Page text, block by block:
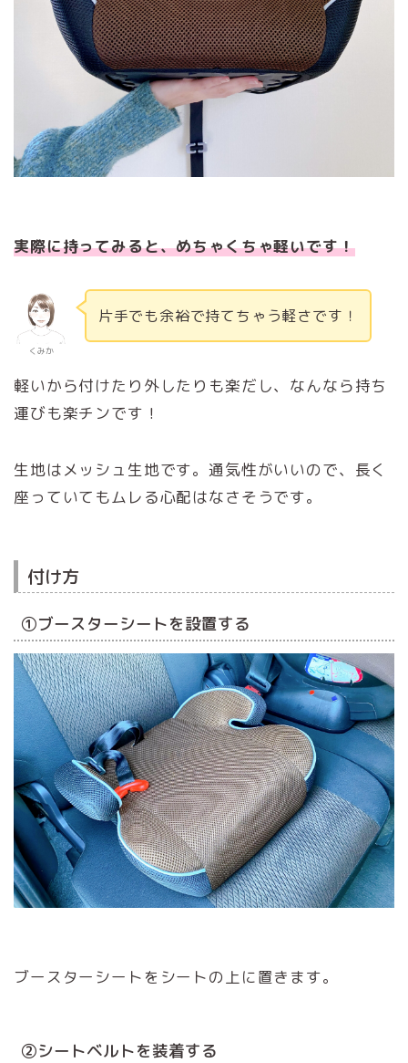
実際に持ってみると、めちゃくちゃ軽いです！
くみか
片手でも余裕で持てちゃう軽さです！
軽いから付けたり外したりも楽だし、なんなら持ち
運びも楽チンです！
生地はメッシュ生地です。通気性がいいので、長く
座っていてもムレる心配はなさそうです。
付け方
①ブースターシートを設置する
ブースターシートをシートの上に置きます。
②シートベルトを装着する